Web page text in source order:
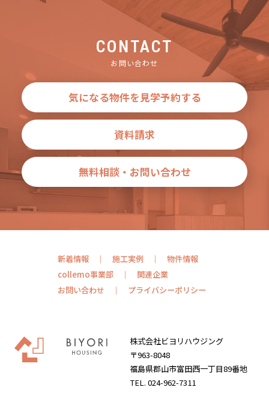
CONTACT
お問い合わせ
気になる物件を見学予約する
資料請求
無料相談・お問い合わせ
新着情報 施工実例
物件情報
collemo事業部
関連企業
お問い合わせ
プライバシーポリシー
株式会社ビヨリハウジング
〒963-8048
福島県郡山市富田西一丁目89番地
TEL. 024-962-7311